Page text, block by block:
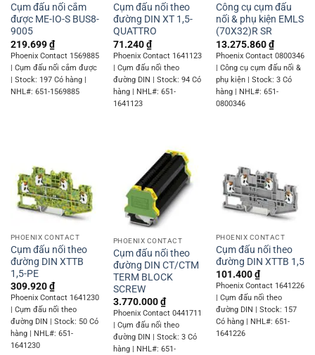
Cụm đấu nối cắm
được ME-IO-S BUS8-
9005
219.699₫
Phoenix Contact 1569885
| Cụm đấu nối cắm được
| Stock: 197 Có hàng |
NHL#: 651-1569885
Cụm đấu nối theo
đường DIN XT 1,5-
QUATTRO
71.240₫
Phoenix Contact 1641123
| Cụm đấu nối theo
đường DIN | Stock: 94 Có
hàng | NHL#: 651-
1641123
Công cụ cụm đấu
nối & phụ kiện EMLS
(70X32)R SR
13.275.860₫
Phoenix Contact 0800346
| Công cụ cụm đấu nối &
phụ kiện | Stock: 3 Có
hàng | NHL#: 651-
0800346
PHOENIX CONTACT
Cụm đấu nối theo
đường DIN XTTB
1,5-PE
309.920₫
Phoenix Contact 1641230
| Cụm đấu nối theo
đường DIN | Stock: 50 Có
hàng | NHL#: 651-
1641230
PHOENIX CONTACT
Cụm đấu nối theo
đường DIN CT/CTM
TERM BLOCK
SCREW
3.770.000₫
Phoenix Contact 0441711
| Cụm đấu nối theo
đường DIN | Stock: 3 Có
hàng | NHL#: 651-
PHOENIX CONTACT
Cụm đấu nối theo
đường DIN XTTB 1,5
101.400₫
Phoenix Contact 1641226
| Cụm đấu nối theo
đường DIN | Stock: 157
Có hàng | NHL#: 651-
1641226